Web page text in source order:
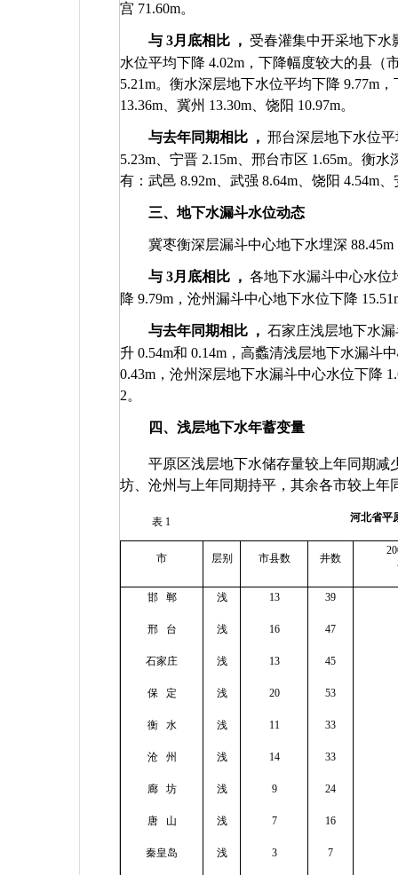
宫 71.60m。
与3月底相比 ， 受春灌集中开采地下
水位平均下降 4.02m ，下降幅度较大的县（
5.21m。衡水深层地下水位平均下降 9.77m
13.36m 、冀州 13.30m 、饶阳 10.97m。
与去年同期相比 ， 邢台深层地下水位
5.23m 、宁晋 2.15m 、邢台市区 1.65m。衡水
有：武邑 8.92m 、武强 8.64m 、饶阳 4.54m
三、地下水漏斗水位动态
冀枣衡深层漏斗中心地下水埋深 88.45m
与3月底相比 ， 各地下水漏斗中心水位
降 9.79m ，沧州漏斗中心地下水位下降
与去年同期相比 ， 石家庄浅层地下水
升 0.54m和 0.14m ，高蠡清浅层地下水漏斗
0.43m ，沧州深层地下水漏斗中心水位下降
2。
四、浅层地下水年蓄变量
平原区浅层地下水储存量较上年同期减
坊、沧州与上年同期持平，其余各市较上
表 1 河北省平
市 层别 市县数 井数
邯 郸 浅 13 39
邢 台 浅 16 47
石家庄 浅 13 45
保 定 浅 20 53
衡 水 浅 11 33
沧 州 浅 14 33
廊 坊 浅 9 24
唐 山 浅 7 16
秦皇岛 浅 3 7